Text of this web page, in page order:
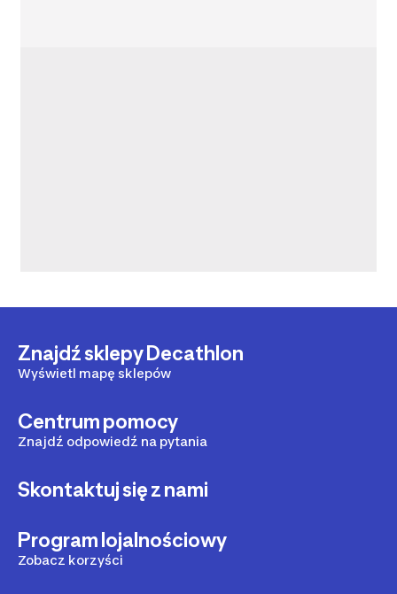
Znajdź sklepy Decathlon
Wyświetl mapę sklepów
Centrum pomocy
Znajdź odpowiedź na pytania
Skontaktuj się z nami
Program lojalnościowy
Zobacz korzyści